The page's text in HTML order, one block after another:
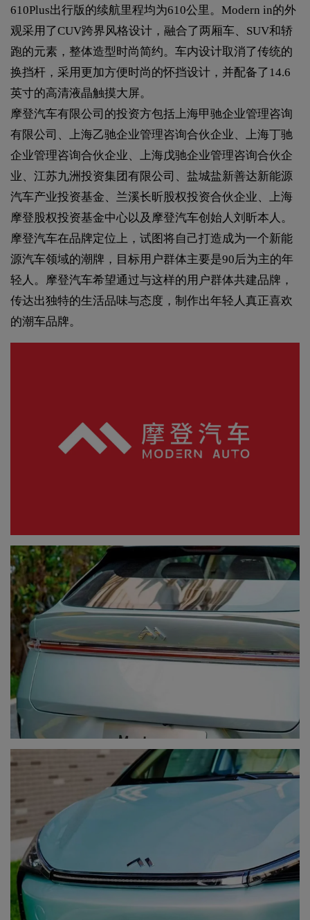
610Plus出行版的续航里程均为610公里。Modern in的外
观采用了CUV跨界风格设计，融合了两厢车、SUV和轿
跑的元素，整体造型时尚简约。车内设计取消了传统的
换挡杆，采用更加方便时尚的怀挡设计，并配备了14.6
英寸的高清液晶触摸大屏。
摩登汽车有限公司的投资方包括上海甲驰企业管理咨询
有限公司、上海乙驰企业管理咨询合伙企业、上海丁驰
企业管理咨询合伙企业、上海戊驰企业管理咨询合伙企
业、江苏九洲投资集团有限公司、盐城盐新善达新能源
汽车产业投资基金、兰溪长昕股权投资合伙企业、上海
摩登股权投资基金中心以及摩登汽车创始人刘昕本人。
摩登汽车在品牌定位上，试图将自己打造成为一个新能
源汽车领域的潮牌，目标用户群体主要是90后为主的年
轻人。摩登汽车希望通过与这样的用户群体共建品牌，
传达出独特的生活品味与态度，制作出年轻人真正喜欢
的潮车品牌。